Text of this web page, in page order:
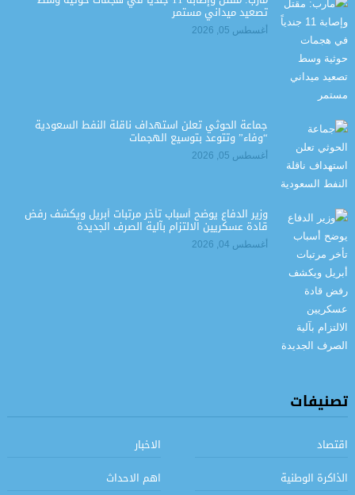
تصعيد ميداني مستمر
أغسطس 05, 2026
جماعة الحوثي تعلن استهداف ناقلة النفط السعودية
“وفاء” وتتوعد بتوسيع الهجمات
أغسطس 05, 2026
وزير الدفاع يوضح أسباب تأخر مرتبات أبريل ويكشف رفض
قادة عسكريين الالتزام بآلية الصرف الجديدة
أغسطس 04, 2026
تصنيفات
اقتصاد
الاخبار
الذاكرة الوطنية
اهم الاحداث